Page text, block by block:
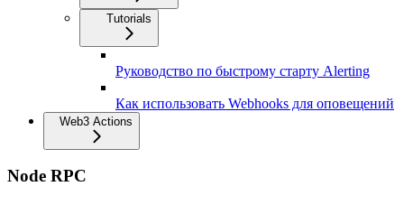
Tutorials
Руководство по быстрому старту Alerting
Как использовать Webhooks для оповещений
Web3 Actions
Node RPC